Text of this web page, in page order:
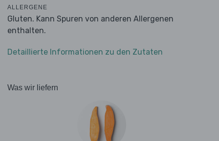
ALLERGENE
Gluten. Kann Spuren von anderen Allergenen
enthalten.
Detaillierte Informationen zu den Zutaten
Was wir liefern